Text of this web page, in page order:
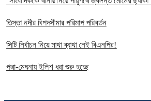
তিস্তা নদীর বিপদসীমার পরিমাপ পরিবর্তন
সিটি নির্বাচন নিয়ে মাথা ব্যাথা নেই বিএনপির!
পদ্মা-মেঘনায় ইলিশ ধরা শুরু হচ্ছে